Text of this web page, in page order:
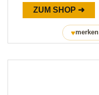
ZUM SHOP ➜
♥merken